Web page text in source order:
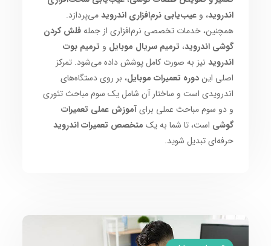
اندروید، وعیب‌یابی نرم‌افزاری اندرویدمی‌پردازد.
همچنین، خدمات تخصصی نرم‌افزاری از جملهفلش کردن
گوشی اندروید، ترمیم سریال موبایل و ترمیم بوت
اندروید نیز به صورت کامل پوشش داده می‌شود. تمرکز
اصلی ایندوره تعمیرات موبایل، بر روی دستگاه‌های
اندرویدی است و ساختار آن شامل یک سوم مباحث تئوری
و دو سوم مباحث عملی برایآموزش عملی تعمیرات
گوشی است، تا شما به یک متخصص تعمیرات اندروید
حرفه‌ای تبدیل شوید.